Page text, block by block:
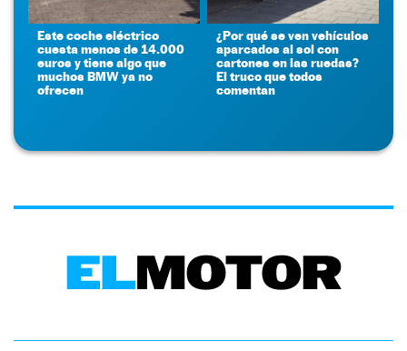
Este coche eléctrico
cuesta menos de 14.000
euros y tiene algo que
muchos BMW ya no
ofrecen
¿Por qué se ven vehículos
aparcados al sol con
cartones en las ruedas?
El truco que todos
comentan